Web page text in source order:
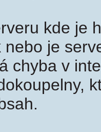
kde je
nebo je
chyba v